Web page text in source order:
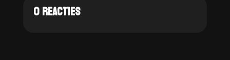
0 REACTIES